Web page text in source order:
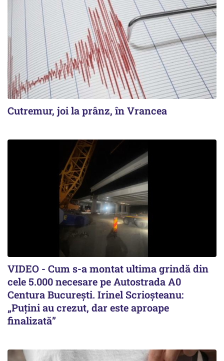
Cutremur, joi la prânz, în Vrancea
VIDEO - Cum s-a montat ultima grindă din
cele 5.000 necesare pe Autostrada A0
Centura București. Irinel Scrioșteanu:
„Puțini au crezut, dar este aproape
finalizată”